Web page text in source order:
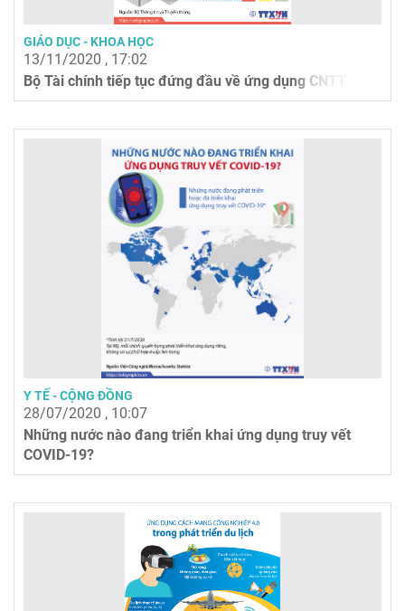
GIÁO DỤC - KHOA HỌC
13/11/2020 , 17:02
Bộ Tài chính tiếp tục đứng đầu về ứng dụng CNTT
Y TẾ - CỘNG ĐỒNG
28/07/2020 , 10:07
Những nước nào đang triển khai ứng dụng truy vết
COVID-19?